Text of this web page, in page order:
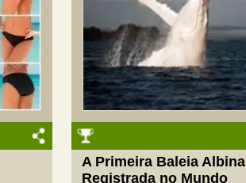
A Primeira Baleia Albina
Registrada no Mundo